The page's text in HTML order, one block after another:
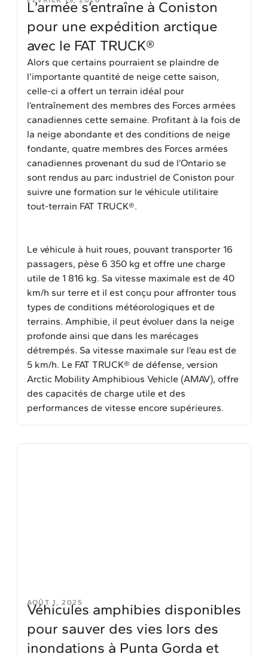
L’armée s’entraîne à Coniston
pour une expédition arctique
avec le FAT TRUCK®
Alors que certains pourraient se plaindre de
l’importante quantité de neige cette saison,
celle-ci a offert un terrain idéal pour
l’entraînement des membres des Forces armées
canadiennes cette semaine. Profitant à la fois de
la neige abondante et des conditions de neige
fondante, quatre membres des Forces armées
canadiennes provenant du sud de l’Ontario se
sont rendus au parc industriel de Coniston pour
suivre une formation sur le véhicule utilitaire
tout-terrain FAT TRUCK®.
Le véhicule à huit roues, pouvant transporter 16
passagers, pèse 6 350 kg et offre une charge
utile de 1 816 kg. Sa vitesse maximale est de 40
km/h sur terre et il est conçu pour affronter tous
types de conditions météorologiques et de
terrains. Amphibie, il peut évoluer dans la neige
profonde ainsi que dans les marécages
détrempés. Sa vitesse maximale sur l’eau est de
5 km/h. Le FAT TRUCK® de défense, version
Arctic Mobility Amphibious Vehicle (AMAV), offre
des capacités de charge utile et des
performances de vitesse encore supérieures.
AOÛT 1, 2025
Véhicules amphibies disponibles
pour sauver des vies lors des
inondations à Punta Gorda et